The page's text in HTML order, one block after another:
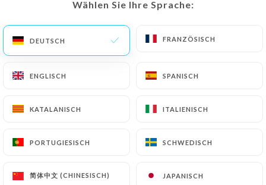
Wählen Sie Ihre Sprache:
DEUTSCH FRANZÖSISCH
ENGLISCH SPANISCH
KATALANISCH ITALIENISCH
PORTUGIESISCH SCHWEDISCH
简体中文 (CHINESISCH) JAPANISCH
START/KONTAKT
Wählen Sie Ihre Sprache:
DEUTSCH FRANZÖSISCH
ENGLISCH SPANISCH
KATALANISCH ITALIENISCH
PORTUGIESISCH SCHWEDISCH
简体中文 (CHINESISCH) JAPANISCH